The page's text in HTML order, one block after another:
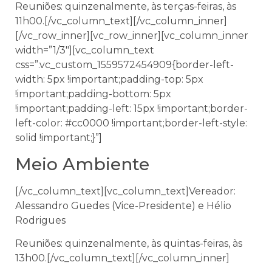
Reuniões: quinzenalmente, às terças-feiras, às
11h00.[/vc_column_text][/vc_column_inner]
[/vc_row_inner][vc_row_inner][vc_column_inner
width=”1/3″][vc_column_text
css=”.vc_custom_1559572454909{border-left-
width: 5px !important;padding-top: 5px
!important;padding-bottom: 5px
!important;padding-left: 15px !important;border-
left-color: #cc0000 !important;border-left-style:
solid !important;}”]
Meio Ambiente
[/vc_column_text][vc_column_text]Vereador:
Alessandro Guedes (Vice-Presidente) e Hélio
Rodrigues
Reuniões: quinzenalmente, às quintas-feiras, às
13h00.[/vc_column_text][/vc_column_inner]